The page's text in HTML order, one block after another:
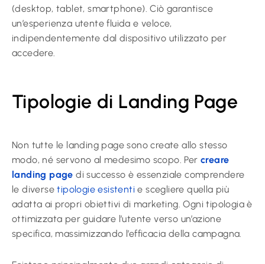
(desktop, tablet, smartphone). Ciò garantisce
un’esperienza utente fluida e veloce,
indipendentemente dal dispositivo utilizzato per
accedere.
Tipologie di Landing Page
Non tutte le landing page sono create allo stesso
modo, né servono al medesimo scopo. Per creare
landing page di successo è essenziale comprendere
le diversetipologie esistenti e scegliere quella più
adatta ai propri obiettivi di marketing. Ogni tipologia è
ottimizzata per guidare l’utente verso un’azione
specifica, massimizzando l’efficacia della campagna.